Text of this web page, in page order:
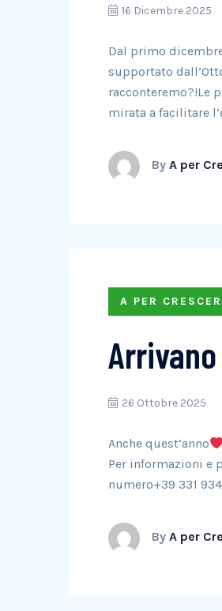
16 Dicembre 2025
Dal primo
supportato
racconteremo?!Le
mirata a facilitare
By A per
A PER
26 Ottobre 2025
Anche quest’anno
Per informazioni e
numero+39 331
By A per